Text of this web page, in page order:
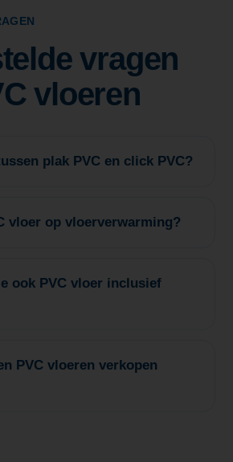
vragen
vloeren
plak PVC en click PVC?
vloer op vloerverwarming?
ook PVC vloer inclusief
PVC vloeren verkopen